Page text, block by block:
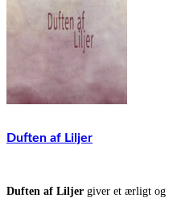
Duften af Liljer
Duften af Liljer giver et ærligt og